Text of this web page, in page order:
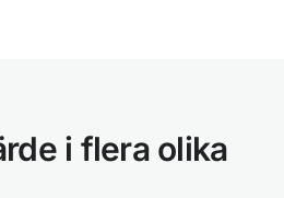
där rätt frågor ställs vid
fel, sparar tid och
faller mellan stolarna.
i flera olika